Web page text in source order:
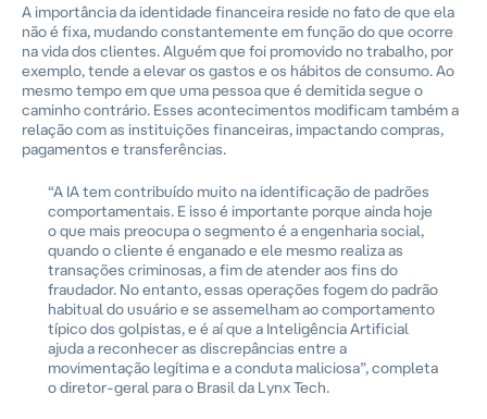
A importância da identidade financeira reside no fato de que ela
não é fixa, mudando constantemente em função do que ocorre
na vida dos clientes. Alguém que foi promovido no trabalho, por
exemplo, tende a elevar os gastos e os hábitos de consumo. Ao
mesmo tempo em que uma pessoa que é demitida segue o
caminho contrário. Esses acontecimentos modificam também a
relação com as instituições financeiras, impactando compras,
pagamentos e transferências.
“A IA tem contribuído muito na identificação de padrões
comportamentais. E isso é importante porque ainda hoje
o que mais preocupa o segmento é a engenharia social,
quando o cliente é enganado e ele mesmo realiza as
transações criminosas, a fim de atender aos fins do
fraudador. No entanto, essas operações fogem do padrão
habitual do usuário e se assemelham ao comportamento
típico dos golpistas, e é aí que a Inteligência Artificial
ajuda a reconhecer as discrepâncias entre a
movimentação legítima e a conduta maliciosa”, completa
o diretor-geral para o Brasil da Lynx Tech.